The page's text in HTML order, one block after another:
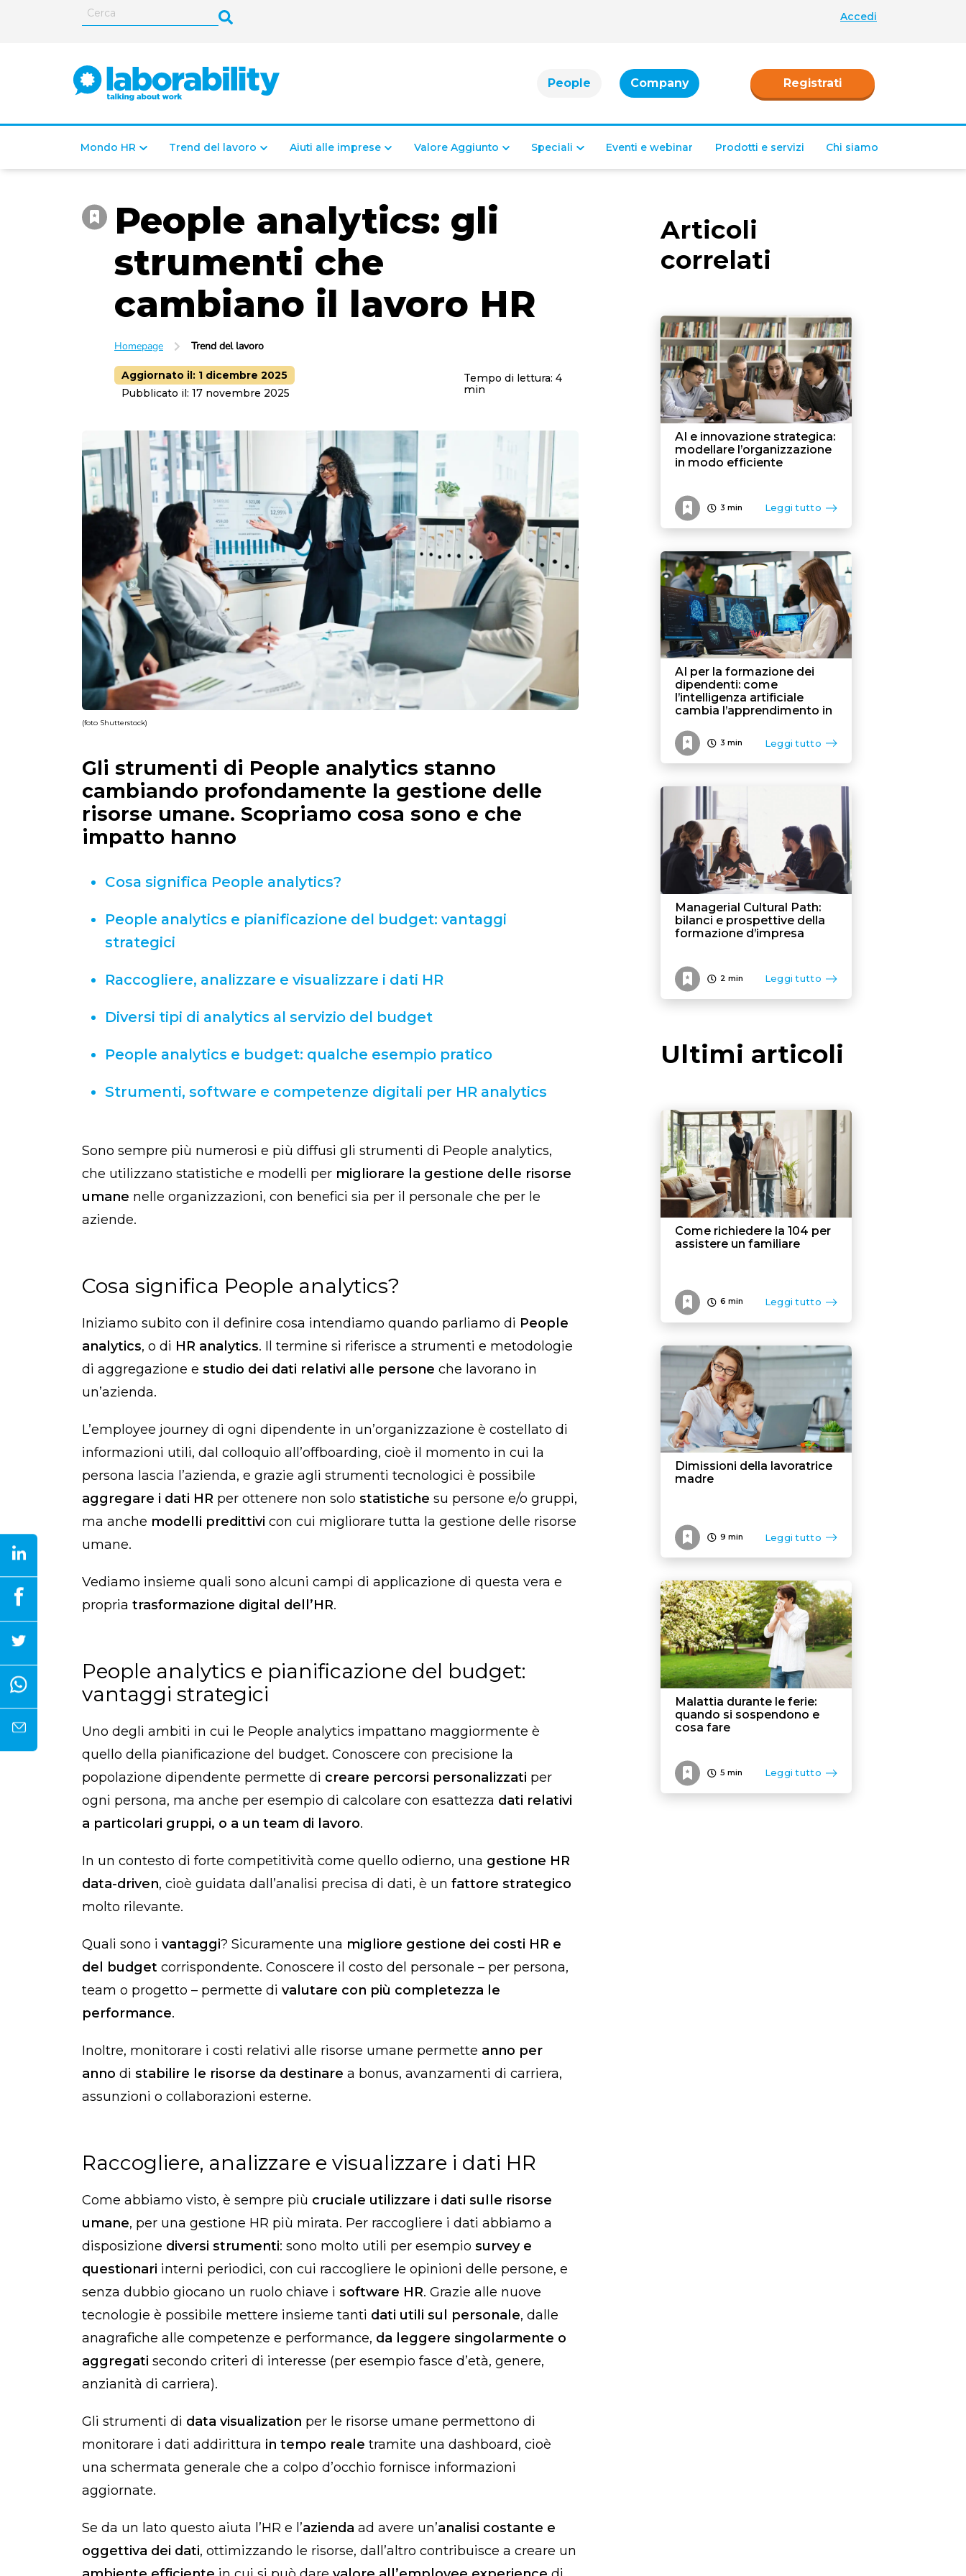
Accedi
People Company Registrati
Mondo HR Trend del lavoro Aiuti alle imprese Valore Aggiunto Speciali Eventi e webinar Prodotti e servizi Chi siamo
People analytics: gli
strumenti che
cambiano il lavoro HR
Homepage Trend del lavoro
Aggiornato il: 1 dicembre 2025
Pubblicato il: 17 novembre 2025
Tempo di lettura:4
min
(foto Shutterstock)
Gli strumenti di People analytics stanno
cambiando profondamente la gestione delle
risorse umane. Scopriamo cosa sono e che
impatto hanno
Cosa significa People analytics?
People analytics e pianificazione del budget: vantaggi
strategici
Raccogliere, analizzare e visualizzare i dati HR
Diversi tipi di analytics al servizio del budget
People analytics e budget: qualche esempio pratico
Strumenti, software e competenze digitali per HR analytics
Sono sempre più numerosi e più diffusi gli strumenti di People analytics,
che utilizzano statistiche e modelli per migliorare la gestione delle risorse
umane nelle organizzazioni, con benefici sia per il personale che per le
aziende.
Cosa significa People analytics?
Iniziamo subito con il definire cosa intendiamo quando parliamo di People
analytics, o di HR analytics. Il termine si riferisce a strumenti e metodologie
di aggregazione e studio dei dati relativi alle persone che lavorano in
un’azienda.
L’employee journey di ogni dipendente in un’organizzazione è costellato di
informazioni utili, dal colloquio all’offboarding, cioè il momento in cui la
persona lascia l’azienda, e grazie agli strumenti tecnologici è possibile
aggregare i dati HR per ottenere non solo statistiche su persone e/o gruppi,
ma anche modelli predittivi con cui migliorare tutta la gestione delle risorse
umane.
Vediamo insieme quali sono alcuni campi di applicazione di questa vera e
propria trasformazione digital dell’HR.
People analytics e pianificazione del budget:
vantaggi strategici
Uno degli ambiti in cui le People analytics impattano maggiormente è
quello della pianificazione del budget. Conoscere con precisione la
popolazione dipendente permette di creare percorsi personalizzati per
ogni persona, ma anche per esempio di calcolare con esattezza dati relativi
a particolari gruppi, o a un team di lavoro.
In un contesto di forte competitività come quello odierno, una gestione HR
data-driven, cioè guidata dall’analisi precisa di dati, è un fattore strategico
molto rilevante.
Quali sono i vantaggi? Sicuramente una migliore gestione dei costi HR e
del budget corrispondente. Conoscere il costo del personale – per persona,
team o progetto – permette di valutare con più completezza le
performance.
Inoltre, monitorare i costi relativi alle risorse umane permette anno per
anno di stabilire le risorse da destinare a bonus, avanzamenti di carriera,
assunzioni o collaborazioni esterne.
Raccogliere, analizzare e visualizzare i dati HR
Come abbiamo visto, è sempre più cruciale utilizzare i dati sulle risorse
umane, per una gestione HR più mirata. Per raccogliere i dati abbiamo a
disposizione diversi strumenti: sono molto utili per esempio survey e
questionari interni periodici, con cui raccogliere le opinioni delle persone, e
senza dubbio giocano un ruolo chiave i software HR. Grazie alle nuove
tecnologie è possibile mettere insieme tanti dati utili sul personale, dalle
anagrafiche alle competenze e performance, da leggere singolarmente o
aggregati secondo criteri di interesse (per esempio fasce d’età, genere,
anzianità di carriera).
Gli strumenti di data visualization per le risorse umane permettono di
monitorare i dati addirittura in tempo reale tramite una dashboard, cioè
una schermata generale che a colpo d’occhio fornisce informazioni
aggiornate.
Se da un lato questo aiuta l’HR e l’azienda ad avere un’analisi costante e
oggettiva dei dati, ottimizzando le risorse, dall’altro contribuisce a creare un
Articoli
correlati
AI e innovazione strategica:
modellare l’organizzazione
in modo efficiente
3 min Leggi tutto
AI per la formazione dei
dipendenti: come
l’intelligenza artificiale
cambia l’apprendimento in
3 min Leggi tutto
Managerial Cultural Path:
bilanci e prospettive della
formazione d’impresa
2 min Leggi tutto
Ultimi articoli
Come richiedere la 104 per
assistere un familiare
6 min Leggi tutto
Dimissioni della lavoratrice
madre
9 min Leggi tutto
Malattia durante le ferie:
quando si sospendono e
cosa fare
5 min Leggi tutto